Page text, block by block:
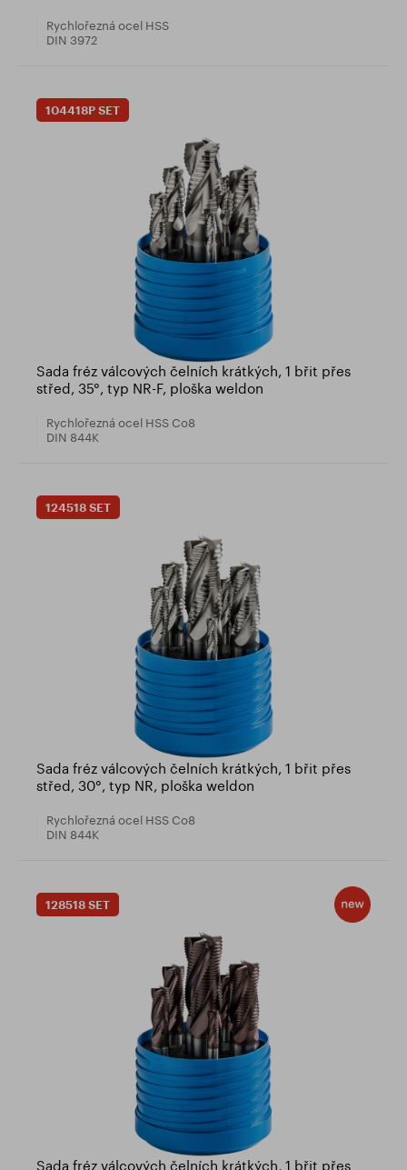
Rychlořezná ocel HSS
DIN 3972
104418P SET
Sada fréz válcových čelních krátkých, 1 břit přes
střed, 35°, typ NR-F, ploška weldon
Rychlořezná ocel HSS Co8
DIN 844K
124518 SET
Sada fréz válcových čelních krátkých, 1 břit přes
střed, 30°, typ NR, ploška weldon
Rychlořezná ocel HSS Co8
DIN 844K
128518 SET
Sada fréz válcových čelních krátkých, 1 břit přes